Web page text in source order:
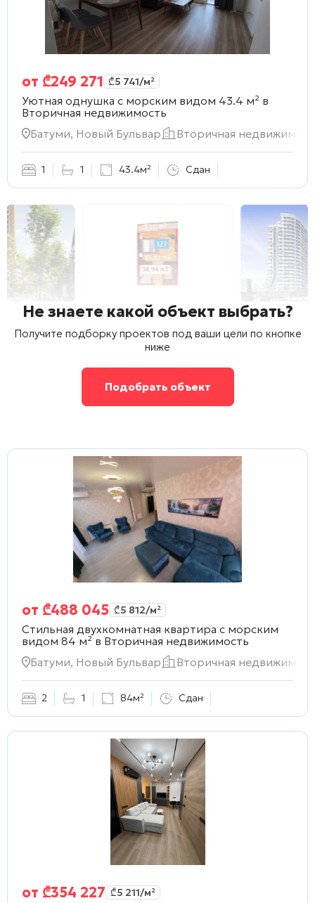
от ₾249 271 ₾5 741/м²
Уютная однушка с морским видом 43.4 м² в
Вторичная недвижимость
Батуми, Новый Бульвар
Вторичная
1 1 43.4м² Сдан
Не знаете какой объект выбрать?
Получите подборку проектов под ваши цели по кнопке
ниже
Подобрать объект
от ₾488 045 ₾5 812/м²
Стильная двухкомнатная квартира с морским
видом 84 м² в Вторичная недвижимость
Батуми, Новый Бульвар
Вторичная
2 1 84м² Сдан
от ₾354 227 ₾5 211/м²